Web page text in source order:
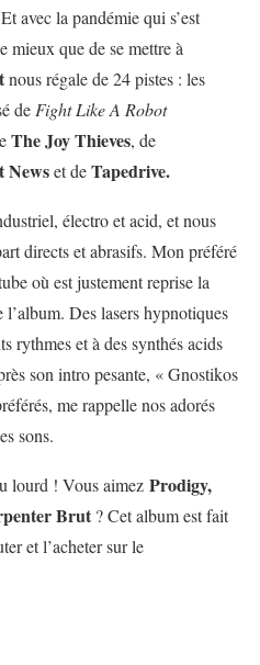
avec la pandémie qui s’est
mieux que de se mettre à
nous régale de 24 pistes : les
de Fight Like A Robot
The Joy Thieves, de
Newset deTapedrive.
électro et acid, et nous
directs et abrasifs. Mon préféré
où est justement reprise la
Des lasers hypnotiques
rythmes et à des synthés acids
son intro pesante, « Gnostikos
me rappelle nos adorés
sons.
lourd ! Vous aimez Prodigy,
Brut ? Cet album est fait
et l’acheter sur le